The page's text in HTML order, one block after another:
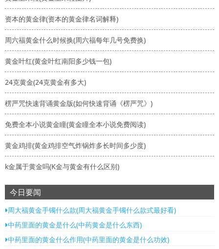
资本的黄金律(资本的黄金律名词解释)
周六福黄金什么时候换(周六福每年几号免费换)
黄金叶红(黄金叶红南阳多少钱一包)
24克黄金(24克黄金有多大)
楞严咒快速背诵黄金版(如何快速背诵《楞严咒》)
免费全本小说黄金瞳(黄金瞳全本小说免费阅读)
黄金鸡排(黄金鸡排空气炸锅炸多长时间多少度)
k金属于黄金吗(K金与黄金有什么区别)
今日要闻
周大福黄金手镯什么款(周大福黄金手镯什么款式最好看)
中药里面的黄金是什么(中药黄金是什么东西)
中药里面的黄金什么作用(中药里面的黄金是什么功效)